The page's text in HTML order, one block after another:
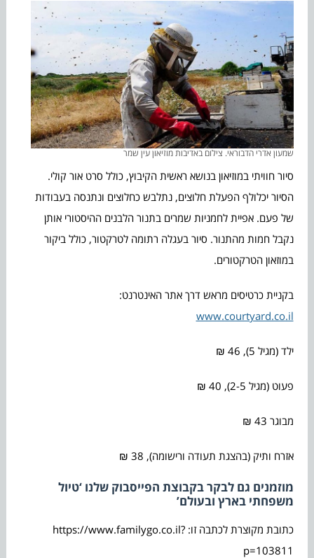
שמעון אדרי הדבוראי. צילום באדיבות מוזיאון עין שמר
סיור חוויתי במוזיאון בנושא ראשית הקיבוץ, כולל סרט אור קולי.
הסיור יכלולף הפעלת חלוצים, נתלבש כחלוצים ונתנסה בעבודות
של פעם. אפיית לחמניות שמרים בתנור הלבנים ההיסטורי אותן
נקבל חמות מהתנור. סיור בעגלה רתומה לטרקטור, כולל ביקור
במוזאון הטרקטורים.
בקניית כרטיסים מראש דרך אתר האינטרנט:
www.courtyard.co.il
ילד (מגיל 5), 46 ₪
פעוט (מגיל 2-5), 40 ₪
מבוגר 43 ₪
אזרח ותיק (בהצגת תעודה ורישומה), 38 ₪
מוזמנים גם לבקר בקבוצת הפייסבוק שלנו ‘טיול
משפחתי בארץ ובעולם’
כתובת מקוצרת לכתבה זו: https://www.familygo.co.il?
p=103811